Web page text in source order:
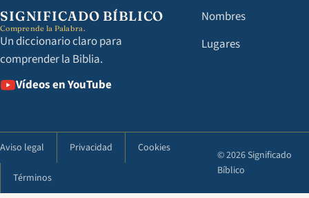
SIGNIFICADO BÍBLICO
Comprende la Palabra.
Un diccionario claro para
comprender la Biblia.
Vídeos en YouTube
Nombres
Lugares
Aviso legal Privacidad Cookies
Términos
© 2026 Significado
Bíblico